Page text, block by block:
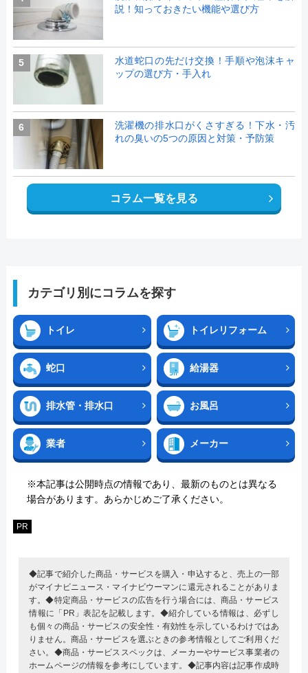
説！知っておきたい機能や選び方
5
水道蛇口の先だけ交換！手順や泡沫キャ
ップの選び方・手入れ
6
洗濯機の排水口がくさすぎる！下水・汚
れの臭いの5つの原因と対策・予防策
コラム一覧を見る
カテゴリ別にコラムを探す
トイレ トイレリフォーム
蛇口 給湯器
排水管・排水口 お風呂
業者 メーカー
※本記事は公開時点の情報であり、最新のものとは異なる
場合があります。あらかじめご了承ください。
PR
◆記事で紹介した商品・サービスを購入・申込すると、売上の一部
がマイナビニュース・マイナビウーマンに還元されることがありま
す。◆特定商品・サービスの広告を行う場合には、商品・サービス
情報に「PR」表記を記載します。◆紹介している情報は、必ずし
も個々の商品・サービスの安全性・有効性を示しているわけではあ
りません。商品・サービスを選ぶときの参考情報としてご利用くだ
さい。◆商品・サービススペックは、メーカーやサービス事業者の
ホームページの情報を参考にしています。◆記事内容は記事作成時